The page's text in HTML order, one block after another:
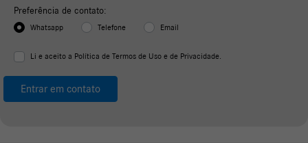
Preferência de contato:
Whatsapp Telefone Email
Li e aceito a Política de Termos de Uso e de Privacidade.
Entrar em contato